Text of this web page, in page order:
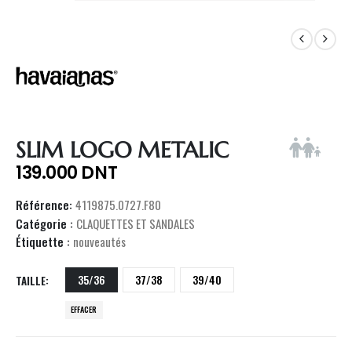
SLIM LOGO METALIC
139.000 DNT
Référence: 4119875.0727.F80
Catégorie : CLAQUETTES ET SANDALES
Étiquette : nouveautés
TAILLE 35/36 37/38 39/40
EFFACER